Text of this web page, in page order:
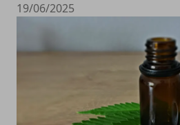
19/06/2025